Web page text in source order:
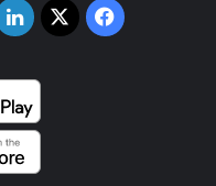
فيسبوك
‫X